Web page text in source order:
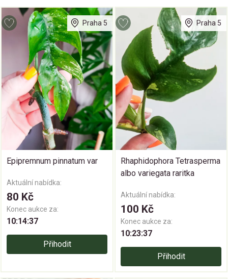
Praha 5
Epipremnum pinnatum var
Aktuální nabídka:
80 Kč
Konec aukce za:
10:14:36
Přihodit
Praha 5
Rhaphidophora Tetrasperma
albo variegata raritka
Aktuální nabídka:
100 Kč
Konec aukce za:
10:23:36
Přihodit